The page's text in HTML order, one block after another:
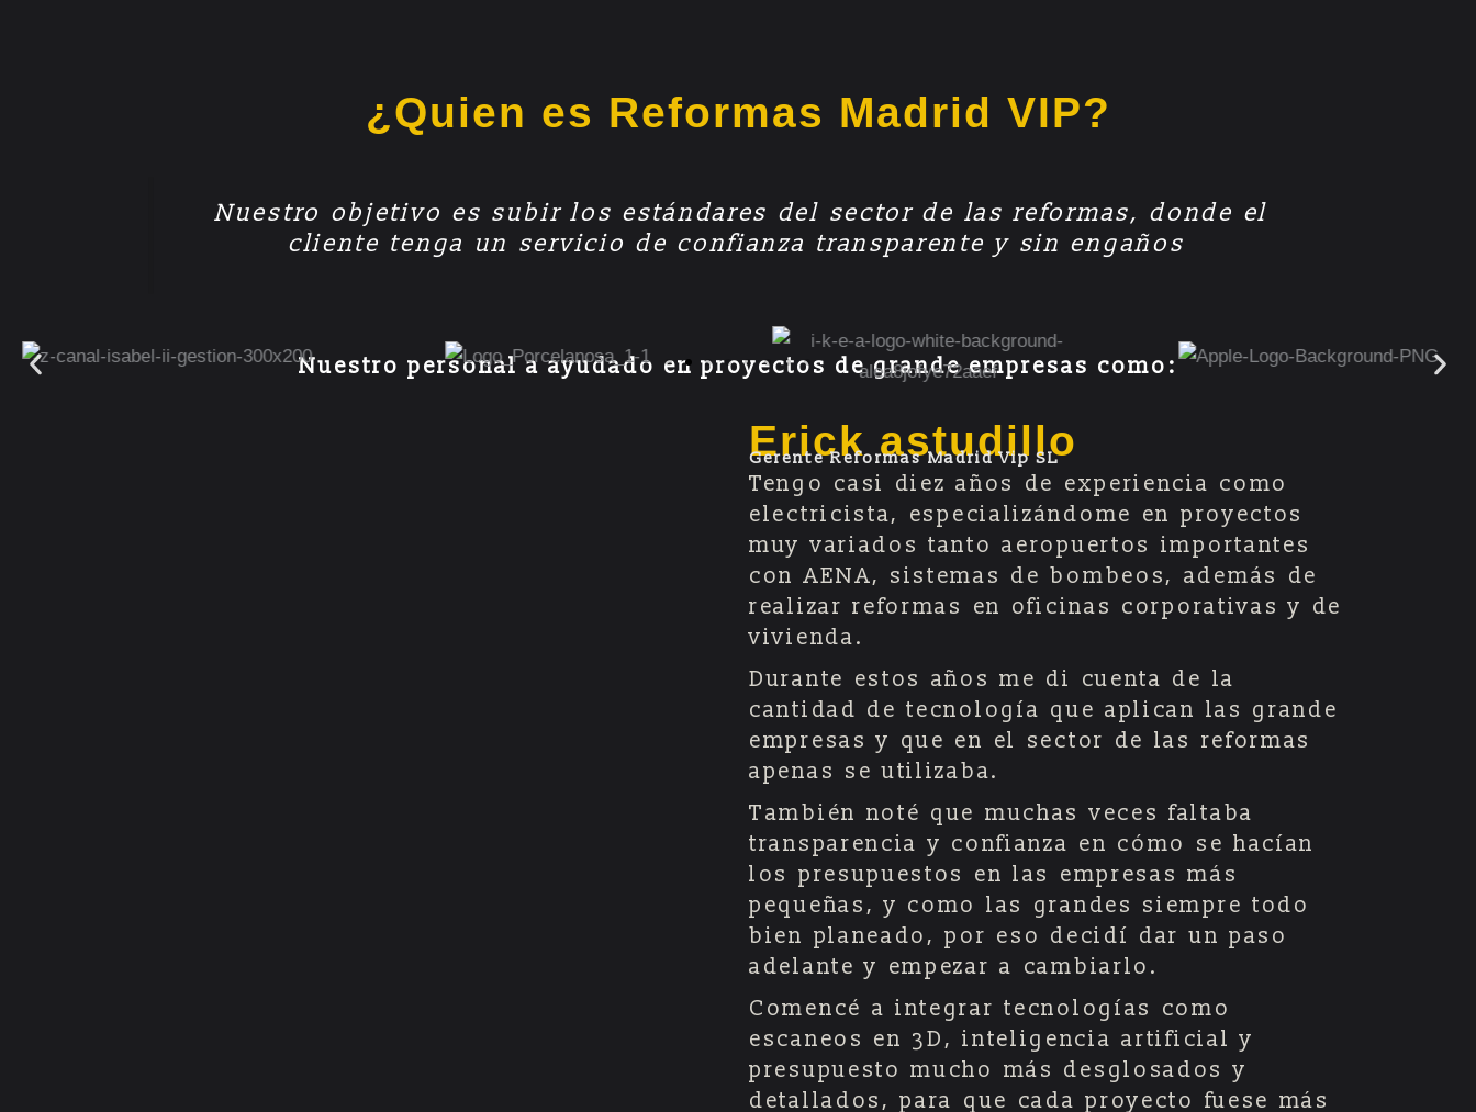
¿Quien es Reformas Madrid VIP?
Nuestro objetivo es subir los estándares del sector de las reformas, donde el
cliente tenga un servicio de confianza transparente y sin engaños
Nuestro personal a ayudado en proyectos de grande empresas como:
Erick astudillo
Gerente Reformas Madrid Vip SL
Tengo casi diez años de experiencia como
electricista, especializándome en proyectos
muy variados tanto aeropuertos importantes
con AENA, sistemas de bombeos, además de
realizar reformas en oficinas corporativas y de
vivienda.
Durante estos años me di cuenta de la
cantidad de tecnología que aplican las grande
empresas y que en el sector de las reformas
apenas se utilizaba.
También noté que muchas veces faltaba
transparencia y confianza en cómo se hacían
los presupuestos en las empresas más
pequeñas, y como las grandes siempre todo
bien planeado, por eso decidí dar un paso
adelante y empezar a cambiarlo.
Comencé a integrar tecnologías como
escaneos en 3D, inteligencia artificial y
presupuesto mucho más desglosados y
detallados, para que cada proyecto fuese más